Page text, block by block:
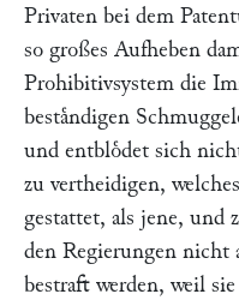
Privaten bei dem
so großes Aufheben
Prohibitivsystem die
bestaͤndigen
und entbloͤdet sich
zu vertheidigen,
gestattet, als jene, und
den Regierungen nicht
bestraft werden, weil